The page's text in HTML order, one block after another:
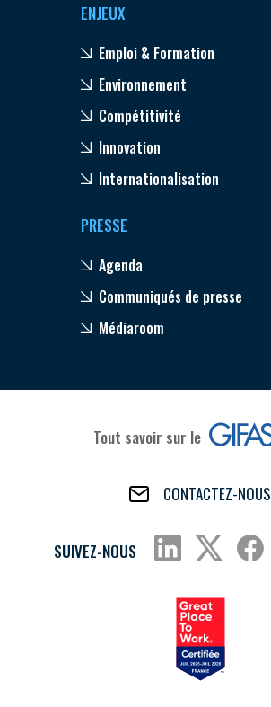
ENJEUX
Emploi & Formation
Environnement
Compétitivité
Innovation
Internationalisation
PRESSE
Agenda
Communiqués de presse
Médiaroom
Tout savoir sur le
CONTACTEZ-NOUS
SUIVEZ-NOUS